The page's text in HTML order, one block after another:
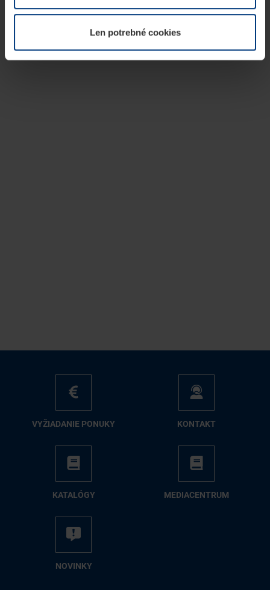
kedykoľvek zmeniť alebo odvolať vo vysvetlení cookie
našej webovej stránky.Len potrebné cookies
VY­ŽIA­DA­NIE PO­NU­KY KON­TAKT
KA­TA­LÓ­GY ME­DIA­CEN­TRUM
NO­VIN­KY